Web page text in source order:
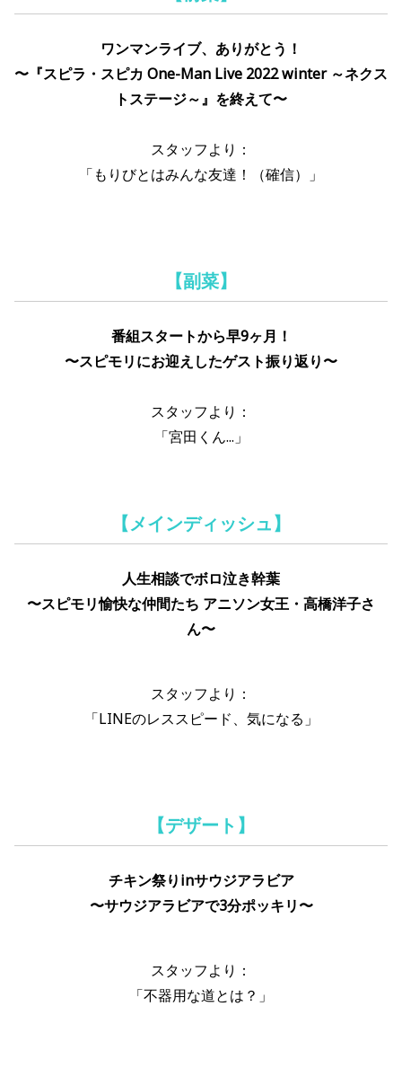
ワンマンライブ、ありがとう！
〜『スピラ・スピカ One-Man Live 2022 winter ～ネクス
トステージ～』を終えて〜
スタッフより：
「もりびとはみんな友達！（確信）」
【副菜】
番組スタートから早9ヶ月！
〜スピモリにお迎えしたゲスト振り返り〜
スタッフより：
「宮田くん...」
【メインディッシュ】
人生相談でボロ泣き幹葉
〜スピモリ愉快な仲間たち アニソン女王・高橋洋子さ
ん〜
スタッフより：
「LINEのレススピード、気になる」
【デザート】
チキン祭りinサウジアラビア
〜サウジアラビアで3分ポッキリ〜
スタッフより：
「不器用な道とは？」